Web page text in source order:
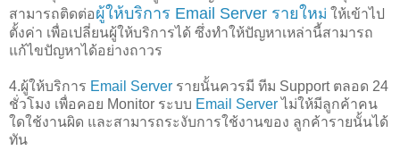
สามารถติดต่อผู้ให้บริการ Email Server รายใหม่ ให้เข้าไป
ตั้งค่า เพื่อเปลี่ยนผู้ให้บริการได้ ซึ่งทำให้ปัญหาเหล่านี้สามารถ
แก้ไขปัญหาได้อย่างถาวร
4.ผู้ให้บริการ Email Server รายนั้นควรมี ทีม Support ตลอด 24
ชั่วโมง เพื่อคอย Monitor ระบบ Email Serverไม่ให้มีลูกค้าคน
ใดใช้งานผิด และสามารถระงับการใช้งานของ ลูกค้ารายนั้นได้
ทัน